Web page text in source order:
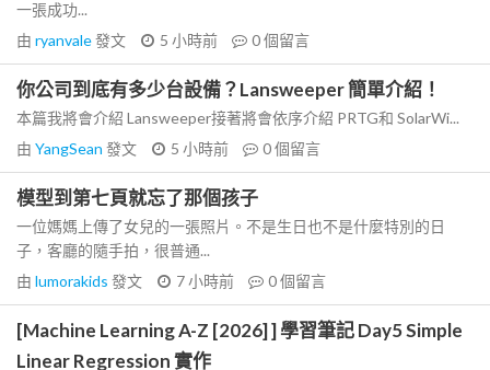
一張成功...
由 ryanvale發文 5 小時前 0個留言
你公司到底有多少台設備？Lansweeper 簡單介紹！
本篇我將會介紹 Lansweeper接著將會依序介紹 PRTG和 SolarWi...
由 YangSean 發文 5 小時前 0個留言
模型到第七頁就忘了那個孩子
一位媽媽上傳了女兒的一張照片。不是生日也不是什麼特別的日
子，客廳的隨手拍，很普通...
由 lumorakids 發文 7 小時前 0個留言
[Machine Learning A-Z [2026] ] 學習筆記 Day5 Simple
Linear Regression 實作